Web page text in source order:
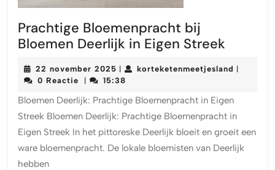
Prachtige Bloemenpracht bij
Bloemen Deerlijk in Eigen Streek
bij
Deerlijk
in
Eigen
Streek
22 november 2025 22
november
| korteketenmeetjesland |
0 Reactie | 15:38
Bloemen Deerlijk: Prachtige Bloemenpracht in Eigen
Streek Bloemen Deerlijk: Prachtige Bloemenpracht in
Eigen Streek In het pittoreske Deerlijk bloeit en groeit een
ware bloemenpracht. De lokale bloemisten van Deerlijk
hebben